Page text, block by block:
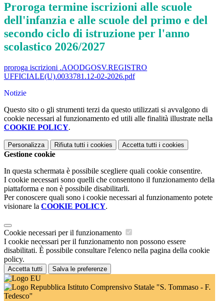
Proroga termine iscrizioni alle scuole
dell'infanzia e alle scuole del primo e del
secondo ciclo di istruzione per l'anno
scolastico 2026/2027
proroga iscrizioni .AOODGOSV.REGISTRO
UFFICIALE(U).0033781.12-02-2026.pdf
Notizie
Questo sito o gli strumenti terzi da questo utilizzati si avvalgono di
cookie necessari al funzionamento ed utili alle finalità illustrate nella
COOKIE POLICY.
Personalizza Rifiuta tutti i cookies Accetta tutti i cookies
Gestione cookie
In questa schermata è possibile scegliere quali cookie consentire.
I cookie necessari sono quelli che consentono il funzionamento della
piattaforma e non è possibile disabilitarli.
Per conoscere quali sono i cookie necessari al funzionamento potete
visionare la COOKIE POLICY.
Cookie necessari per il funzionamento
I cookie necessari per il funzionamento non possono essere
disabilitati. È possibile consultare l'elenco nella pagina della cookie
policy.
Accetta tutti Salva le preferenze
Istituto Comprensivo Statale "S. Tommaso - F.
Tedesco"